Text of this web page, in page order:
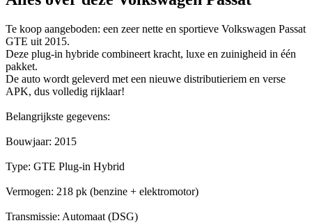
Te koop aangeboden: een zeer nette en sportieve Volkswagen Passat
GTE uit 2015.
Deze plug-in hybride combineert kracht, luxe en zuinigheid in één
pakket.
De auto wordt geleverd met een nieuwe distributieriem en verse
APK, dus volledig rijklaar!
Belangrijkste gegevens:
Bouwjaar: 2015
Type: GTE Plug-in Hybrid
Vermogen: 218 pk (benzine + elektromotor)
Transmissie: Automaat (DSG)